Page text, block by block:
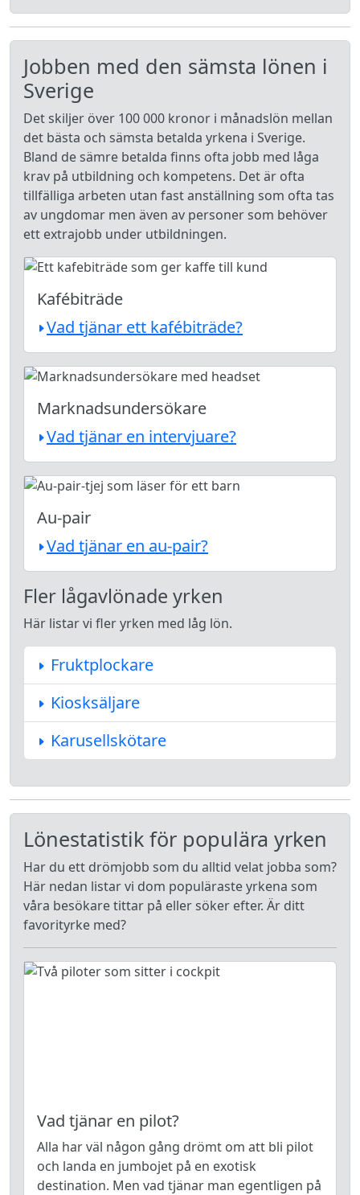
Jobben med den sämsta lönen i
Sverige
Det skiljer över 100 000 kronor i månadslön mellan
det bästa och sämsta betalda yrkena i Sverige.
Bland de sämre betalda finns ofta jobb med låga
krav på utbildning och kompetens. Det är ofta
tillfälliga arbeten utan fast anställning som ofta tas
av ungdomar men även av personer som behöver
ett extrajobb under utbildningen.
Kafébiträde
Vad tjänar ett kafébiträde?
Marknadsundersökare
Vad tjänar en intervjuare?
Au-pair
Vad tjänar en au-pair?
Fler lågavlönade yrken
Här listar vi fler yrken med låg lön.
Fruktplockare
Kiosksäljare
Karusellskötare
Lönestatistik för populära yrken
Har du ett drömjobb som du alltid velat jobba som?
Här nedan listar vi dom populäraste yrkena som
våra besökare tittar på eller söker efter. Är ditt
favorityrke med?
Vad tjänar en pilot?
Alla har väl någon gång drömt om att bli pilot
och landa en jumbojet på en exotisk
destination. Men vad tjänar man egentligen på